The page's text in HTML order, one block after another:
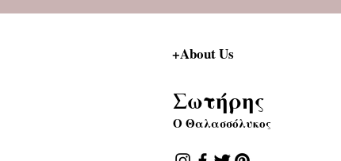
+About Us
Σωτήρης
Ο Θαλασσόλυκος